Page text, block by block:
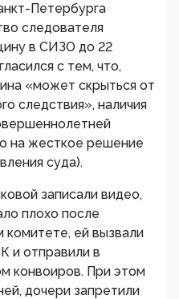
Петербурга
следователя
в СИЗО до 22
с тем, что,
«может скрыться от
следствия», наличия
на жесткое решение
суда).
записали видео,
плохо после
ей вызвали
и отправили в
конвоиров. При этом
дочери запретили